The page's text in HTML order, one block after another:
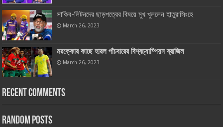
সাকিব-লিটনদের ছাড়পত্রের বিষয়ে মুখ খুললেন হাতুরাসিংহে
March 26, 2023
মরক্কোর কাছে হারল পাঁচবারের বিশ্বচ্যাম্পিয়ন ব্রাজিল
March 26, 2023
Recent Comments
Random Posts